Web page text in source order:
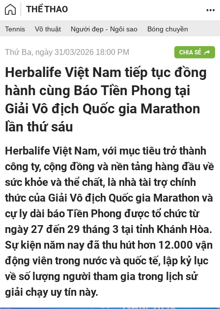
THỂ THAO
Tennis Võ thuật Người đẹp - Ngôi sao Bóng chuyền
Thứ Ba, ngày 31/03/2026 18:00 PM CHIA SẺ
Herbalife Việt Nam tiếp tục đồng
hành cùng Báo Tiền Phong tại
Giải Vô địch Quốc gia Marathon
lần thứ sáu
Herbalife Việt Nam, với mục tiêu trở thành
công ty, cộng đồng và nền tảng hàng đầu về
sức khỏe và thể chất, là nhà tài trợ chính
thức của Giải Vô địch Quốc gia Marathon và
cự ly dài báo Tiền Phong được tổ chức từ
ngày 27 đến 29 tháng 3 tại tỉnh Khánh Hòa.
Sự kiện năm nay đã thu hút hơn 12.000 vận
động viên trong nước và quốc tế, lập kỷ lục
về số lượng người tham gia trong lịch sử
giải chạy uy tín này.